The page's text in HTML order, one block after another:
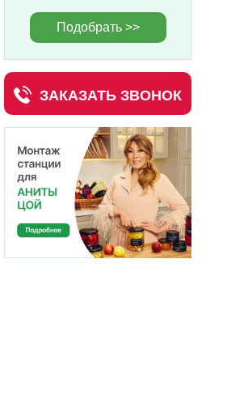
Подобрать >>
ЗАКАЗАТЬ ЗВОНОК